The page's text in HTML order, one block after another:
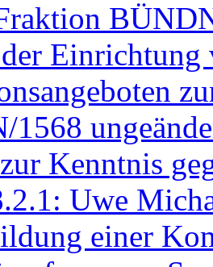
Einrichtung
1568
Kenntnis
Uwe
einer